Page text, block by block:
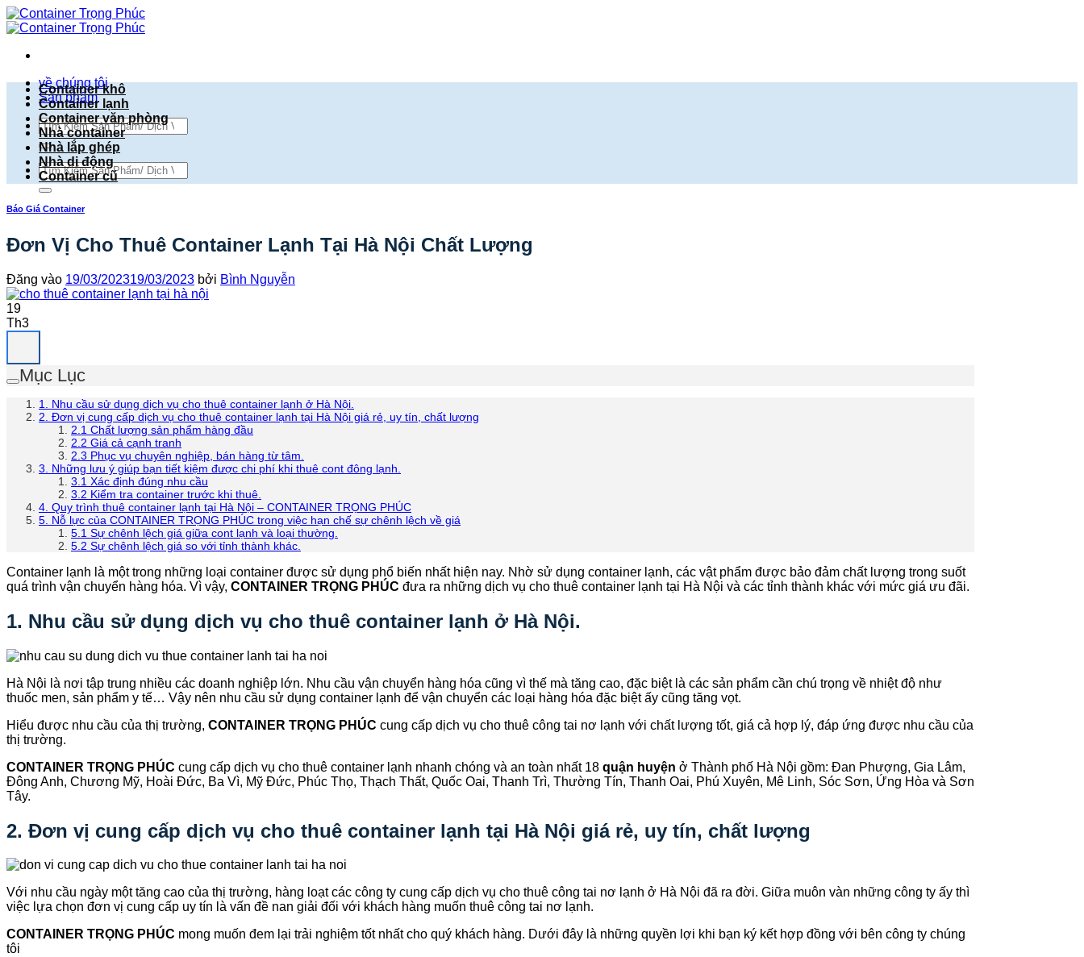
Bỏ
qua
dung
về chúng tôi
Sản phẩm
Tìm
kiếm:
Tìm
kiếm:
Container khô
Container lạnh
Container văn phòng
Nhà container
Nhà lắp ghép
Nhà di động
Container cũ
Báo Giá Container
Đơn Vị Cho Thuê Container Lạnh Tại Hà Nội Chất Lượng
Đăng vào 19/03/202319/03/2023 bởi Bình Nguyễn
19
Th3
Mục Lục
1. Nhu cầu sử dụng dịch vụ cho thuê container lạnh ở Hà Nội.
2. Đơn vị cung cấp dịch vụ cho thuê container lạnh tại Hà Nội giá rẻ, uy tín, chất lượng
2.1 Chất lượng sản phẩm hàng đầu
2.2 Giá cả cạnh tranh
2.3 Phục vụ chuyên nghiệp, bán hàng từ tâm.
3. Những lưu ý giúp bạn tiết kiệm được chi phí khi thuê cont đông lạnh.
3.1 Xác định đúng nhu cầu
3.2 Kiểm tra container trước khi thuê.
4. Quy trình thuê container lạnh tại Hà Nội – CONTAINER TRỌNG PHÚC
5. Nỗ lực của CONTAINER TRỌNG PHÚC trong việc hạn chế sự chênh lệch về giá
5.1 Sự chênh lệch giá giữa cont lạnh và loại thường.
5.2 Sự chênh lệch giá so với tỉnh thành khác.
Container lạnh là một trong những loại container được sử dụng phổ biến nhất hiện nay. Nhờ sử dụng container lạnh, các vật phẩm được bảo đảm chất lượng trong suốt
quá trình vận chuyển hàng hóa. Vì vậy, CONTAINER TRỌNG PHÚC đưa ra những dịch vụ cho thuê container lạnh tại Hà Nội và các tỉnh thành khác với mức giá ưu đãi.
1. Nhu cầu sử dụng dịch vụ cho thuê container lạnh ở Hà Nội.
Hà Nội là nơi tập trung nhiều các doanh nghiệp lớn. Nhu cầu vận chuyển hàng hóa cũng vì thế mà tăng cao, đặc biệt là các sản phẩm cần chú trọng về nhiệt độ như
thuốc men, sản phẩm y tế… Vậy nên nhu cầu sử dụng container lạnh để vận chuyển các loại hàng hóa đặc biệt ấy cũng tăng vọt.
Hiểu được nhu cầu của thị trường, CONTAINER TRỌNG PHÚC cung cấp dịch vụ cho thuê công tai nơ lạnh với chất lượng tốt, giá cả hợp lý, đáp ứng được nhu cầu của
thị trường.
CONTAINER TRỌNG PHÚC cung cấp dịch vụ cho thuê container lạnh nhanh chóng và an toàn nhất 18 quận huyện ở Thành phố Hà Nội gồm: Đan Phượng, Gia Lâm,
Đông Anh, Chương Mỹ, Hoài Đức, Ba Vì, Mỹ Đức, Phúc Thọ, Thạch Thất, Quốc Oai, Thanh Trì, Thường Tín, Thanh Oai, Phú Xuyên, Mê Linh, Sóc Sơn, Ứng Hòa và Sơn
Tây.
2. Đơn vị cung cấp dịch vụ cho thuê container lạnh tại Hà Nội giá rẻ, uy tín, chất lượng
Với nhu cầu ngày một tăng cao của thị trường, hàng loạt các công ty cung cấp dịch vụ cho thuê công tai nơ lạnh ở Hà Nội đã ra đời. Giữa muôn vàn những công ty ấy thì
việc lựa chọn đơn vị cung cấp uy tín là vấn đề nan giải đối với khách hàng muốn thuê công tai nơ lạnh.
CONTAINER TRỌNG PHÚC mong muốn đem lại trải nghiệm tốt nhất cho quý khách hàng. Dưới đây là những quyền lợi khi bạn ký kết hợp đồng với bên công ty chúng
tôi